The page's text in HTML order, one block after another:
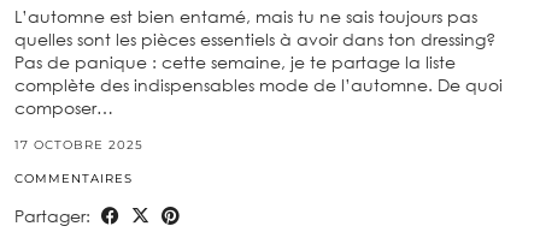
L’automne est bien entamé, mais tu ne sais toujours pas
quelles sont les pièces essentiels à avoir dans ton dressing?
Pas de panique : cette semaine, je te partage la liste
complète des indispensables mode de l’automne. De quoi
composer…
17 OCTOBRE 2025
COMMENTAIRES
Partager: